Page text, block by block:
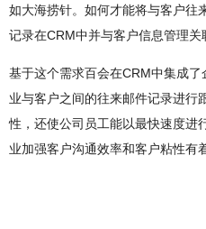
如大海捞针。如何才能将与客户往
记录在CRM中并与客户信息管理关
基于这个需求百会在CRM中集成
业与客户之间的往来邮件记录进行
性，还使公司员工能以最快速度进
业加强客户沟通效率和客户粘性有